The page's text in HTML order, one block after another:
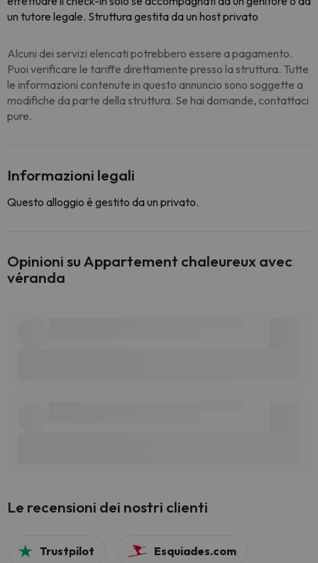
un tutore legale. Struttura gestita da un host privato
Alcuni dei servizi elencati potrebbero essere a pagamento.
Puoi verificare le tariffe direttamente presso la struttura. Tutte
le informazioni contenute in questo annuncio sono soggette a
modifiche da parte della struttura. Se hai domande, contattaci
pure.
Informazioni legali
Questo alloggio è gestito da un privato.
Opinioni su Appartement chaleureux avec
véranda
Le recensioni dei nostri clienti
Trustpilot Esquiades.com